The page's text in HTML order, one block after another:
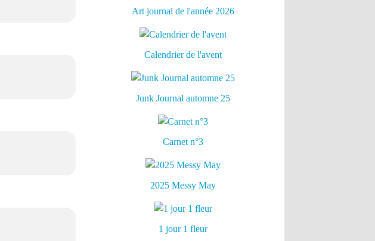
Art journal de l'année 2026
Calendrier de l'avent
Junk Journal automne 25
Carnet n°3
2025 Messy May
1 jour 1 fleur